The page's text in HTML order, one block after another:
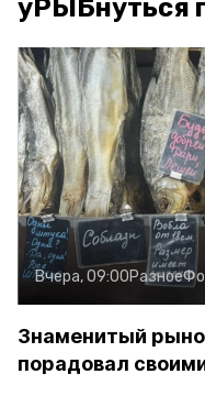
уРЫБнуться
Вчера, 09:00Разное
Знаменитый
порадовал